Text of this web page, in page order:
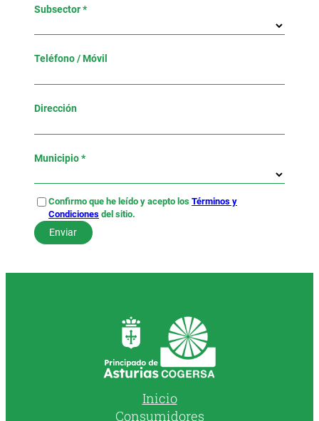
Subsector *
Teléfono / Móvil
Dirección
Municipio *
Confirmo que he leído y acepto los Términos y
Condiciones del sitio.
Inicio
Consumidores